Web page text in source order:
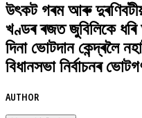
উৎকট গৰম আৰু
খণ্ডৰ ৰজত জুবিলিকে
দিনা ভোটদান কেন্দ্ৰলৈ
বিধানসভা নিৰ্বাচনৰ
AUTHOR